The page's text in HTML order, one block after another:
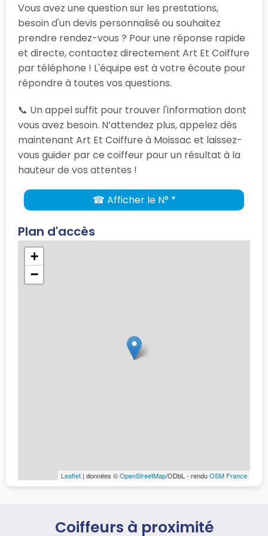
Vous avez une question sur les prestations,
besoin d'un devis personnalisé ou souhaitez
prendre rendez-vous ? Pour une réponse rapide
et directe, contactez directement Art Et Coiffure
par téléphone ! L'équipe est à votre écoute pour
répondre à toutes vos questions.
📞 Un appel suffit pour trouver l'information dont
vous avez besoin. N’attendez plus, appelez dès
maintenant Art Et Coiffure à Moissac et laissez-
vous guider par ce coiffeur pour un résultat à la
hauteur de vos attentes !
☎ Afficher le N° *
Plan d'accès
+
−
Leaflet | données ©OpenStreetMap/ODbL - renduOSM France
Coiffeurs à proximité